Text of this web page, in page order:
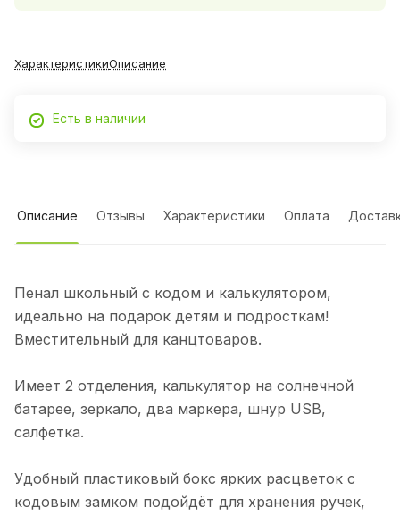
ХарактеристикиОписание
Есть в наличии
Описание Отзывы Характеристики Оплата
Пенал школьный с кодом и калькулятором,
идеально на подарок детям и подросткам!
Вместительный для канцтоваров.
Имеет 2 отделения, калькулятор на солнечной
батарее, зеркало, два маркера, шнур USB,
салфетка.
Удобный пластиковый бокс ярких расцветок с
кодовым замком подойдёт для хранения ручек,